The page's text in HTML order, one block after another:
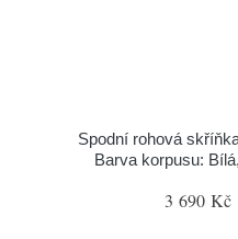
Spodní rohová
Barva korpusu:
3 690 Kč